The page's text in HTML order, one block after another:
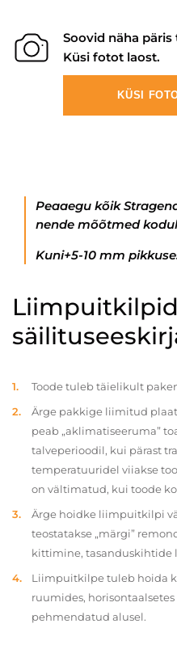
Soovid näha päris
Küsi fotot laost.
KÜSI
Peaaegu kõik
nende mõõtmed
Kuni+5-10 mm
Toode tuleb täielikult
Ärge pakkige liimitud
peab „aklimatiseeruma”
talveperioodil, kui pärast
temperatuuridel viiakse
on vältimatud, kui toode
Ärge hoidke liimpuitkilpi
teostatakse „märgi”
kittimine, tasanduskihtide
Liimpuitkilpe tuleb hoida
ruumides,
pehmendatud alusel.